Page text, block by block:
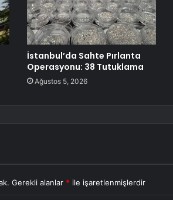
İstanbul’da Sahte Pırlanta
Operasyonu: 38 Tutuklama
Ağustos 5, 2026
Gerekli alanlar * ile işaretlenmişlerdir